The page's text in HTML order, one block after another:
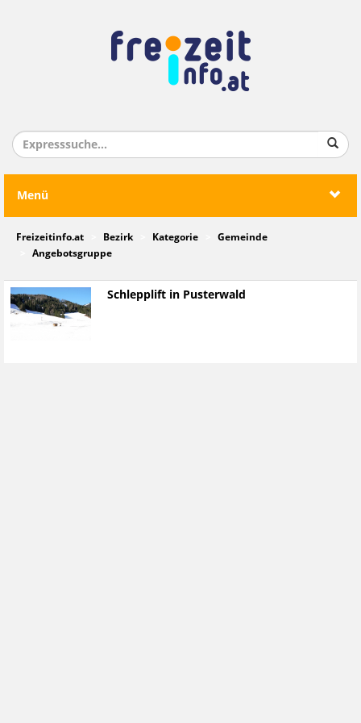
Menü
Freizeitinfo.at Bezirk Kategorie
Gemeinde
Angebotsgruppe
Schlepplift in Pusterwald